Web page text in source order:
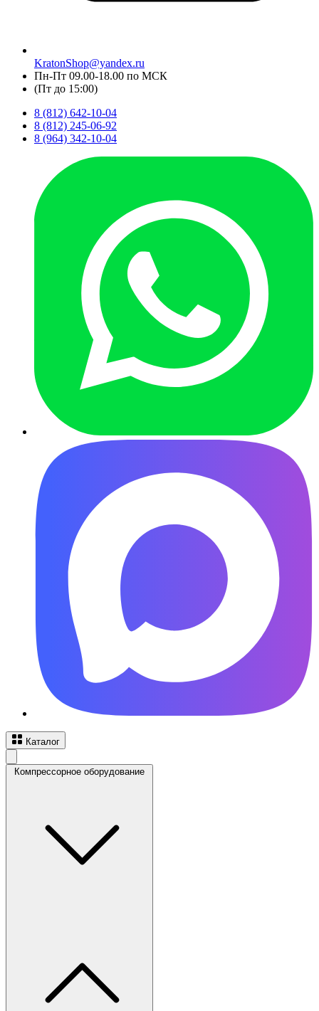
KratonShop@yandex.ru
Пн-Пт 09.00-18.00 по МСК
(Пт до 15:00)
8 (812) 642-10-04
8 (812) 245-06-92
8 (964) 342-10-04
Каталог
Компрессорное оборудование